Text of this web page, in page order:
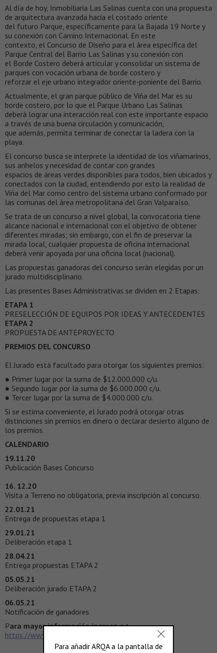
Al día de hoy, Inmobiliaria Las Salinas cuenta con una propuesta
de arquitectura avanzada hacia el costado oriente
del futuro Parque, específicamente para la Bajada 19 Norte y
su conexión con Camino Internacional. En este
contexto, el Concurso de Diseño para el área específica del
Parque Central del Barrio Las Salinas y su conexión con
el Borde Costero deberá articular y consolidar un sistema de
parques con vocación urbana de borde costero y
reforzar el eje urbano integrador oriente-poniente del Barrio.
Actualmente, el gran parque público de Viña del Mar es su
borde costero, por lo que el Parque Urbano Las Salinas
deberá lograr una interacción real con este importante espacio
a través de una buena circulación y comunicación,
que además, permita terminar de conectar la ladera con la
playa.
El concurso busca se interprete la identidad de los viñamarinos,
sus anhelos y necesidad de contar con grandes
espacios de áreas verdes disponibles para todos, bien ubicados y
conectados con la ciudad, entendiendo por esto la realidad de
Viña del Mar como centro del sistema urbano conformado por
las comunas del área metropolitana del Gran Valparaíso.
Se trata de un concurso a nivel global, la convocatoria tiene
alcance nacional e internacional con el objetivo de obtener
diferentes miradas; sin embargo, con el fin de preservar la
mirada local, cualquier propuesta de oficina internacional
deberá venir apoyada por una oficina local (nacional).
Las propuestas ganadoras del concurso serán elegidas por un
jurado multidisciplinario.
Las presentes Bases Administrativas se dividen en 2 Etapas:
ETAPA 1
PRESELECCIÓN DE EQUIPOS POR IDEAS Y ANTECEDENTES
ETAPA 2
PROPUESTA DE ANTEPROYECTO
PREMIOS DEL CONCURSO
El Jurado está facultado para otorgar los siguientes premios:
● Primer lugar por la suma de $12.000.000 c/u.
● Segundo lugar por la suma de $6.000.000 c/u.
● Tercer lugar por la suma de $4.000.000 c/u.
Si se estima conveniente, el Jurado podrá otorgar otras
distinciones sin premios en dinero o declarar desierto alguno de
los premios.
CALENDARIO
19.11.20
Publicación Bases Concurso
16. 12.20
Visita a Terreno no obligatoria, previa inscripción al concurso.
22.01.21
Entrega de propuestas etapa 1
29.01.21
Deliberación etapa 1
28.04.21
Entrega propuestas ETAPA 2
05.05.21
Deliberación jurado ETAPA 2
06.05.21
Notificación de ganadores
Para mayor información ingresa a >
https://www.concursopuls.cl/